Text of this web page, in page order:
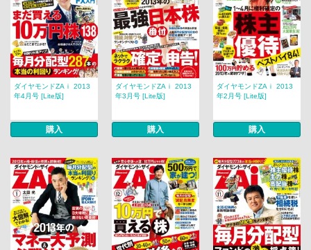
ダイヤモンドZAｉ 2013
年4月号 [Lite版]
購入
ダイヤモンドZAｉ 2013
年3月号 [Lite版]
購入
ダイヤモンドZAｉ 2013
年2月号 [Lite版]
購入